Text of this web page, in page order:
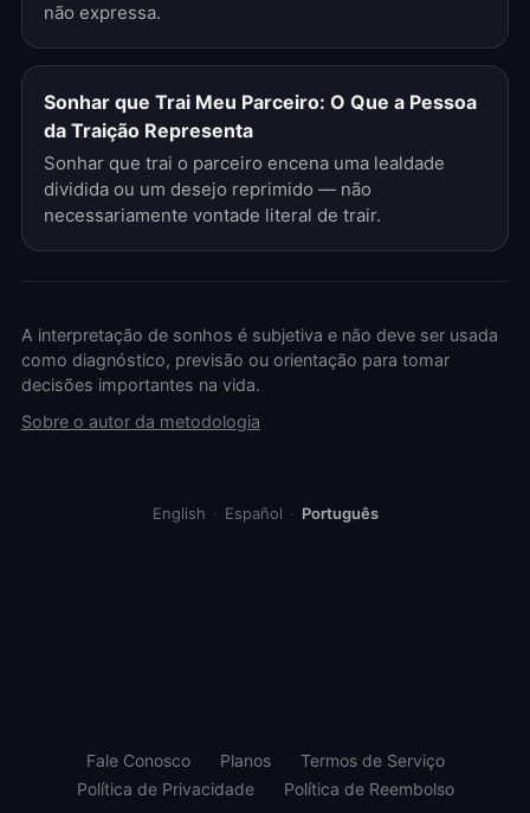
não expressa.
Sonhar que Trai Meu Parceiro: O Que a Pessoa
da Traição Representa
Sonhar que trai o parceiro encena uma lealdade
dividida ou um desejo reprimido — não
necessariamente vontade literal de trair.
A interpretação de sonhos é subjetiva e não deve ser usada
como diagnóstico, previsão ou orientação para tomar
decisões importantes na vida.
Sobre o autor da metodologia
English · Español · Português
Fale Conosco Planos
Termos de Serviço
Política de Privacidade
Política de Reembolso